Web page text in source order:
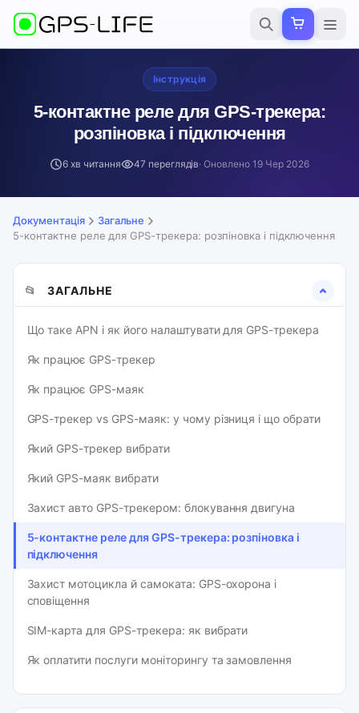
Інструкція
5-контактне реле для GPS-трекера:
розпіновка і підключення
6 хв читання 47 переглядів· Оновлено 19 Чер 2026
Документація
Загальне
5-контактне реле для GPS-трекера: розпіновка і підключення
📂 ЗАГАЛЬНЕ
Що таке APN і як його налаштувати для GPS-трекера
Як працює GPS-трекер
Як працює GPS-маяк
GPS-трекер vs GPS-маяк: у чому різниця і що обрати
Який GPS-трекер вибрати
Який GPS-маяк вибрати
Захист авто GPS-трекером: блокування двигуна
5-контактне реле для GPS-трекера: розпіновка і
підключення
Захист мотоцикла й самоката: GPS-охорона і
сповіщення
SIM-карта для GPS-трекера: як вибрати
Як оплатити послуги моніторингу та замовлення